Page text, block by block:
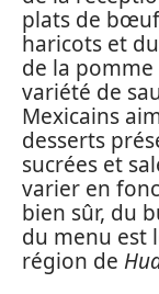
plats de
haricots et
de la
variété de
Mexicains
desserts
sucrées et
varier en
bien sûr, du
du menu est
région de